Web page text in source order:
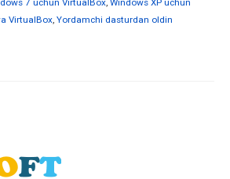
7 uchun VirtualBox, Windows XP uchun
VirtualBox, Yordamchi dasturdan oldin